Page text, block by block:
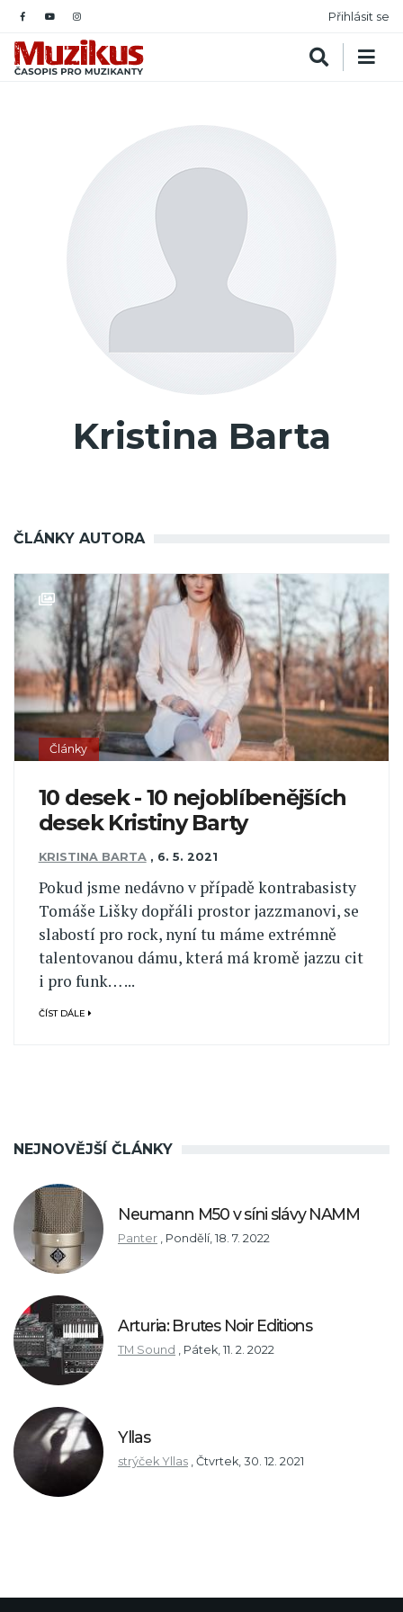
Přihlásit se
Kristina Barta
ČLÁNKY AUTORA
Články
10 desek - 10 nejoblíbenějších
desek Kristiny Barty
KRISTINA BARTA , 6. 5. 2021
Pokud jsme nedávno v případě kontrabasisty
Tomáše Lišky dopřáli prostor jazzmanovi, se
slabostí pro rock, nyní tu máme extrémně
talentovanou dámu, která má kromě jazzu cit
i pro funk… ...
ČÍST DÁLE
NEJNOVĚJŠÍ ČLÁNKY
Neumann M50 v síni slávy NAMM
Panter , Pondělí, 18. 7. 2022
Arturia: Brutes Noir Editions
TM Sound , Pátek, 11. 2. 2022
Yllas
strýček Yllas , Čtvrtek, 30. 12. 2021